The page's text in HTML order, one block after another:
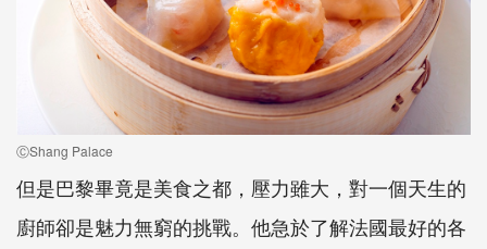
ⒸShang Palace
但是巴黎畢竟是美食之都，壓力雖大，對一個天生的
廚師卻是魅力無窮的挑戰。他急於了解法國最好的各